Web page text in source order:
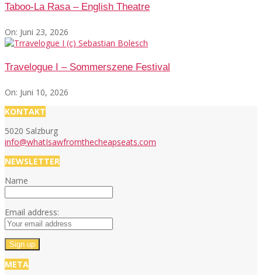
Taboo-La Rasa – English Theatre
On: Juni 23, 2026
Travelogue I – Sommerszene Festival
On: Juni 10, 2026
KONTAKT
5020 Salzburg
info@whatIsawfromthecheapseats.com
NEWSLETTER
Name
Email address:
META